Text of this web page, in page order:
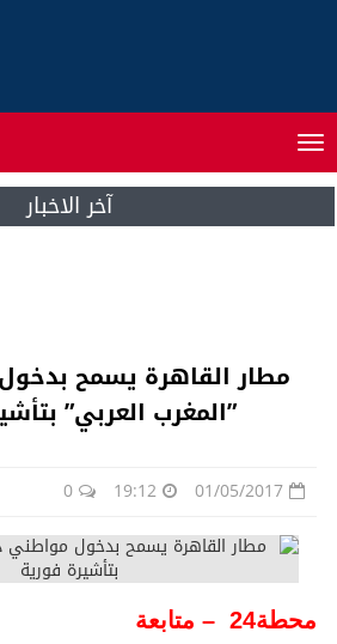
Toggle
navigation
آخر الاخبار
مطار القاهرة يسمح
”المغرب العربي”
01/05/2017
19:12
0
محطة24 – متابعة